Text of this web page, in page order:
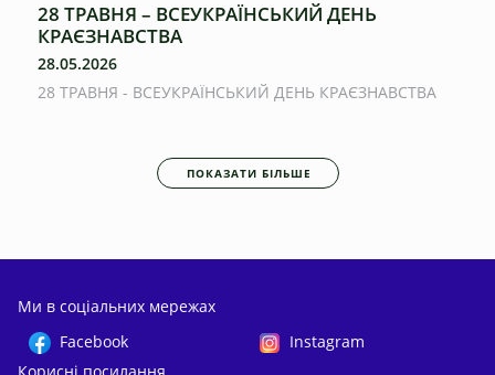
28 ТРАВНЯ – ВСЕУКРАЇНСЬКИЙ ДЕНЬ
КРАЄЗНАВСТВА
28.05.2026
28 ТРАВНЯ - ВСЕУКРАЇНСЬКИЙ ДЕНЬ КРАЄЗНАВСТВА
ПОКАЗАТИ БІЛЬШЕ
Ми в соціальних мережах
Facebook
Instagram